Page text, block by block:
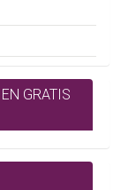
GRATIS